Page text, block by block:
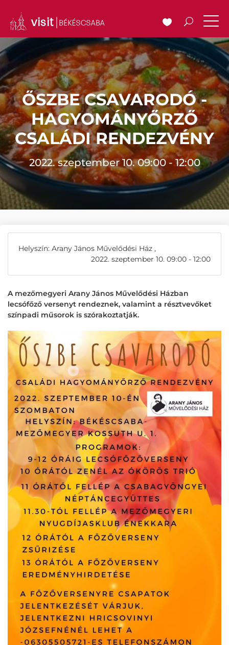
ŐSZBE CSAVARODÓ -
HAGYOMÁNYŐRZŐ
CSALÁDI RENDEZVÉNY
2022. szeptember 10. 09:00 - 12:00
Helyszín: Arany János Művelődési Ház ,
2022. szeptember 10. 09:00 - 12:00
A mezőmegyeri Arany János Művelődési Házban
lecsófőző versenyt rendeznek, valamint a résztvevőket
színpadi műsorok is szórakoztatják.